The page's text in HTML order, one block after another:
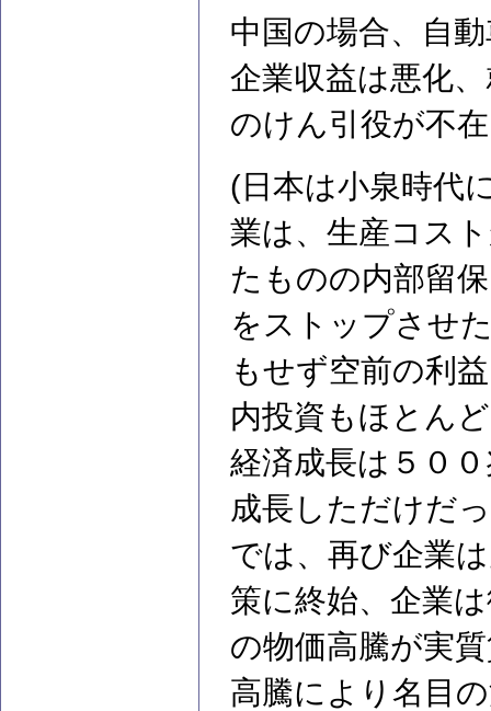
中国の場合、自
企業収益は悪化
のけん引役が不
(日本は小泉時代
業は、生産コス
たものの内部留
をストップさせ
もせず空前の利
内投資もほとん
経済成長は５０
成長しただけだ
では、再び企業
策に終始、企業
の物価高騰が実
高騰により名目